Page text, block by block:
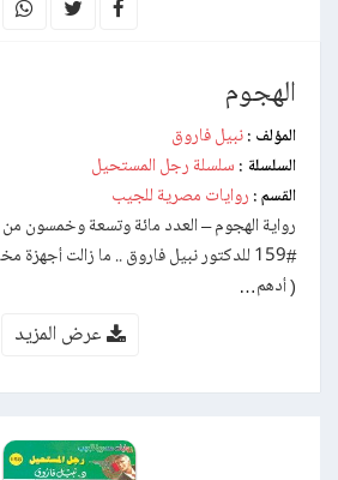
الهجوم
المؤلف : نبيل فاروق
السلسلة : سلسلة رجل المستحيل
القسم : روايات مصرية للجيب
رواية الهجوم – العدد مائة وتسعة وخمسون
#159 للدكتور نبيل فاروق .. ما زالت
( أدهم…
عرض المزيد